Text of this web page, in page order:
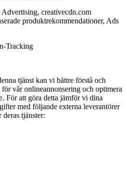
creativecdn.com
produktrekommendationer, Ads
Tracking
tjänst kan vi bättre förstå och
vår onlineannonsering och optimera
För att göra detta jämför vi dina
med följande externa leverantörer
deras tjänster: